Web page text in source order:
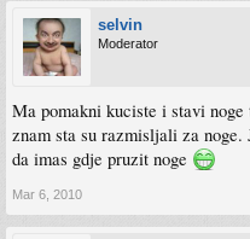
selvin
Moderator
Ma pomakni kuciste i stavi noge
znam sta su razmisljali za noge.
da imas gdje pruzit noge
Mar 6, 2010